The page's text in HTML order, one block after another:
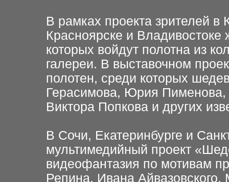
В рамках проекта зрителей
Красноярске и
которых войдут полотна из
галереи. В выставочном
полотен, среди которых
Герасимова, Юрия Пименова,
Виктора Попкова и других
В Сочи, Екатеринбурге и
мультимедийный проект
видеофантазия по мотивам
Репина, Ивана